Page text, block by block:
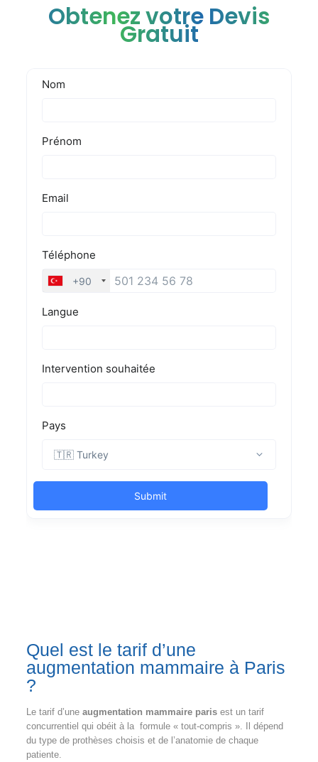
Obtenez votre Devis
Gratuit
Quel est le tarif d’une
augmentation mammaire à Paris
?
Le tarif d’une augmentation mammaire parisest un tarif
concurrentiel qui obéit à la formule « tout-compris ». Il dépend
du type de prothèses choisis et de l’anatomie de chaque
patiente.